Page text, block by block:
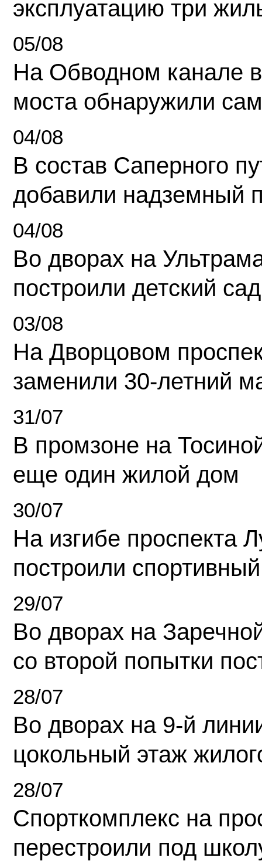
эксплуатацию три
05/08
На Обводном канале
моста обнаружили
04/08
В состав Саперного
добавили надземный
04/08
Во дворах на
построили детский сад
03/08
На Дворцовом
заменили 30-летний
31/07
В промзоне на
еще один жилой дом
30/07
На изгибе проспекта
построили
29/07
Во дворах на
со второй попытки
28/07
Во дворах на 9-й
цокольный этаж
28/07
Спорткомплекс на
перестроили под